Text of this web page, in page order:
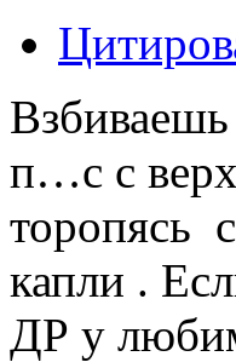
п…с с
торопясь
капли .
ДР у